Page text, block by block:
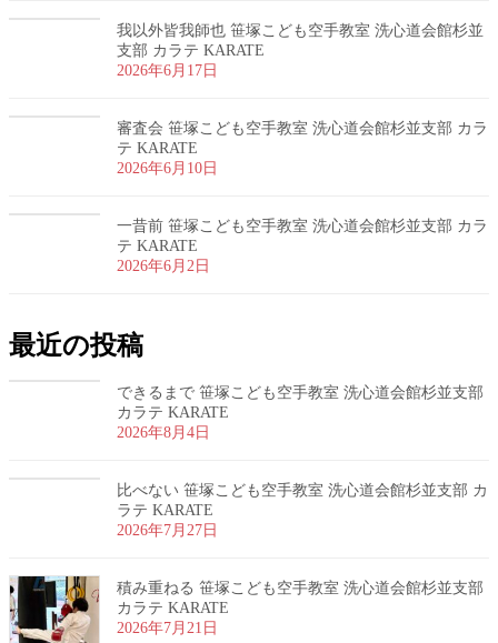
我以外皆我師也 笹塚こども空手教室 洗心道会館杉並
支部 カラテ KARATE
2026年6月17日
審査会 笹塚こども空手教室 洗心道会館杉並支部 カラ
テ KARATE
2026年6月10日
一昔前 笹塚こども空手教室 洗心道会館杉並支部 カラ
テ KARATE
2026年6月2日
最近の投稿
できるまで 笹塚こども空手教室 洗心道会館杉並支部
カラテ KARATE
2026年8月4日
比べない 笹塚こども空手教室 洗心道会館杉並支部 カ
ラテ KARATE
2026年7月27日
積み重ねる 笹塚こども空手教室 洗心道会館杉並支部
カラテ KARATE
2026年7月21日